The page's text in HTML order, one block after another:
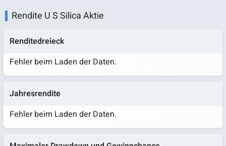
Rendite U S Silica Aktie
Renditedreieck
Fehler beim Laden der Daten.
Jahresrendite
Fehler beim Laden der Daten.